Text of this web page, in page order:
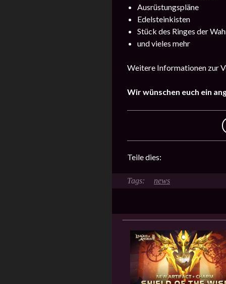
Ausrüstungspläne
Edelsteinkisten
Stück des Ringes der
und vieles mehr
Weitere Informationen zur
Wir wünschen euch ein
Teile dies:
news